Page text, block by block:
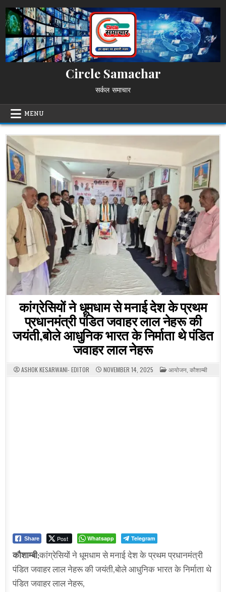
to
content
Circle Samachar
सर्कल समाचार
MENU
कांग्रेसियों ने धूमधाम से मनाई देश के प्रथम
प्रधानमंत्री पंडित जवाहर लाल नेहरू की
जयंती,बोले आधुनिक भारत के निर्माता थे पंडित
जवाहर लाल नेहरू
ASHOK KESARWANI- EDITOR NOVEMBER 14, 2025 POSTED
IN
आयोजन कौशाम्बी
Share Post Whatsapp Telegram
कौशाम्बी:कांग्रेसियों ने धूमधाम से मनाई देश के प्रथम प्रधानमंत्री
पंडित जवाहर लाल नेहरू की जयंती,बोले आधुनिक भारत के निर्माता थे
पंडित जवाहर लाल नेहरू,